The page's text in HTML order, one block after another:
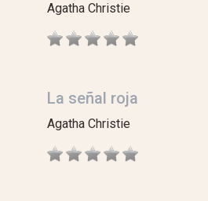
Agatha Christie
La señal roja
Agatha Christie